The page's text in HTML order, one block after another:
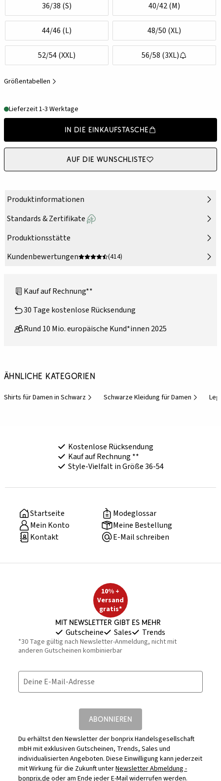
36/38 (S) 40/42 (M)
44/46 (L) 48/50 (XL)
52/54 (XXL) 56/58 (3XL)
Größentabellen
Lieferzeit 1-3 Werktage
In die Einkaufstasche
Auf die Wunschliste
Produktinformationen
Standards & Zertifikate
Produktionsstätte
Kundenbewertungen
(414)
Kauf auf Rechnung**
30 Tage kostenlose Rücksendung
Rund 10 Mio. europäische Kund*innen 2025
Ähnliche Kategorien
Shirts für Damen in Schwarz Schwarze Kleidung für Damen
Kostenlose Rücksendung
Kauf auf Rechnung **
Style-Vielfalt in Größe 36-54
Startseite
Modeglossar
Mein Konto
Meine Bestellung
Kontakt
E-Mail schreiben
10% +
Versand
gratis*
Mit Newsletter gibt es mehr
Gutscheine Sales Trends
*30 Tage gültig nach Newsletter-Anmeldung, nicht mit
anderen Gutscheinen kombinierbar
Deine E-Mail-Adresse
ABONNIEREN
Du erhältst den Newsletter der bonprix Handelsgesellschaft
mbH mit exklusiven Gutscheinen, Trends, Sales und
individualisierten Angeboten. Diese Einwilligung kann jederzeit
mit Wirkung für die Zukunft unterNewsletter Abmeldung -
bonprix.deoder am Ende jeder E-Mail widerrufen werden.